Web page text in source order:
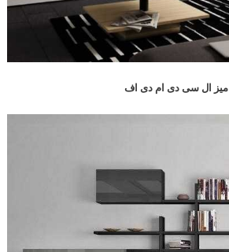
میز ال سی دی ام دی اف